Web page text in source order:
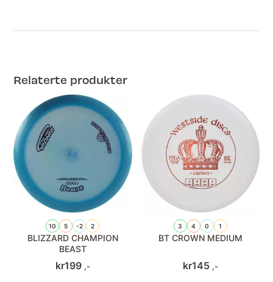
Relaterte produkter
10 5 -2 2
BLIZZARD CHAMPION
BEAST
kr199 ,-
3 4 0 1
BT CROWN MEDIUM
kr145 ,-